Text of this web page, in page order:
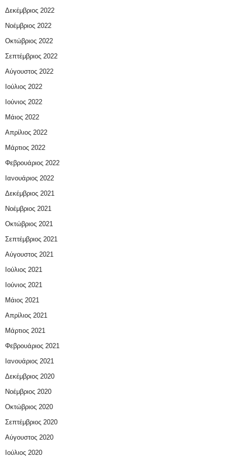
Δεκέμβριος 2022
Νοέμβριος 2022
Οκτώβριος 2022
Σεπτέμβριος 2022
Αύγουστος 2022
Ιούλιος 2022
Ιούνιος 2022
Μάιος 2022
Απρίλιος 2022
Μάρτιος 2022
Φεβρουάριος 2022
Ιανουάριος 2022
Δεκέμβριος 2021
Νοέμβριος 2021
Οκτώβριος 2021
Σεπτέμβριος 2021
Αύγουστος 2021
Ιούλιος 2021
Ιούνιος 2021
Μάιος 2021
Απρίλιος 2021
Μάρτιος 2021
Φεβρουάριος 2021
Ιανουάριος 2021
Δεκέμβριος 2020
Νοέμβριος 2020
Οκτώβριος 2020
Σεπτέμβριος 2020
Αύγουστος 2020
Ιούλιος 2020